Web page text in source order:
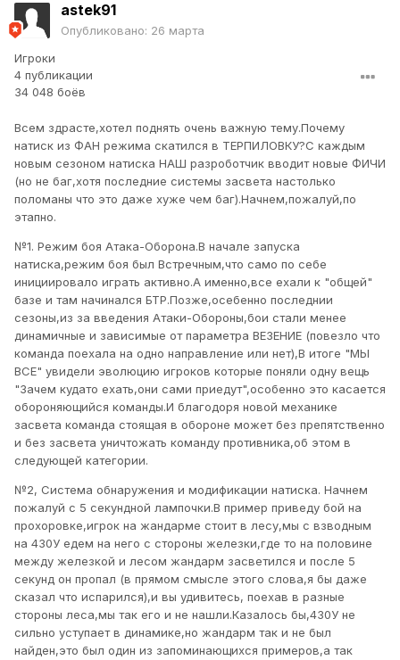
astek91
Опубликовано: 26 марта
Игроки
4 публикации
34 048 боёв
Всем здрасте,хотел поднять очень важную тему.Почему
натиск из ФАН режима скатился в ТЕРПИЛОВКУ?С каждым
новым сезоном натиска НАШ разроботчик вводит новые ФИЧИ
(но не баг,хотя последние системы засвета настолько
поломаны что это даже хуже чем баг).Начнем,пожалуй,по
этапно.
№1. Режим боя Атака-Оборона.В начале запуска
натиска,режим боя был Встречным,что само по себе
инициировало играть активно.А именно,все ехали к "общей"
базе и там начинался БТР.Позже,осебенно последнии
сезоны,из за введения Атаки-Обороны,бои стали менее
динамичные и зависимые от параметра ВЕЗЕНИЕ (повезло что
команда поехала на одно направление или нет),В итоге "МЫ
ВСЕ" увидели эволюцию игроков которые поняли одну вещь
"Зачем кудато ехать,они сами приедут",особенно это касается
обороняющийся команды.И благодоря новой механике
засвета команда стоящая в обороне может без препятственно
и без засвета уничтожать команду противника,об этом в
следующей категории.
№2, Система обнаружения и модификации натиска. Начнем
пожалуй с 5 секундной лампочки.В пример приведу бой на
прохоровке,игрок на жандарме стоит в лесу,мы с взводным
на 430У едем на него с стороны железки,где то на половине
между железкой и лесом жандарм засветился и после 5
секунд он пропал (в прямом смысле этого слова,я бы даже
сказал что испарился),и вы удивитесь, поехав в разные
стороны леса,мы так его и не нашли.Казалось бы,430У не
сильно уступает в динамике,но жандарм так и не был
найден,это был один из запоминающихся примеров,а так